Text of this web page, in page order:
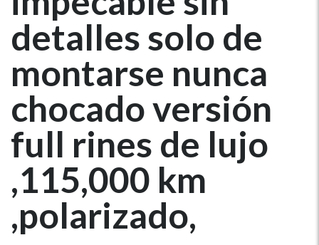
detalles solo de
montarse nunca
chocado versión
full rines de lujo
,115,000 km
,polarizado,